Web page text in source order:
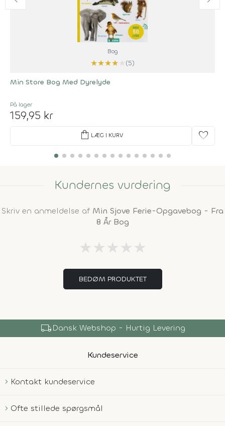
Bog
★★★★
(5)
Min Store Bog Med Dyrelyde
På lager
159,95 kr
shopping_bag LÆG I KURV favorite
Kundernes vurdering
Skriv en anmeldelse af Min Sjove Ferie-Opgavebog - Fra
8 År Bog
★ ★ ★ ★ ★
BEDØM PRODUKTET
local_shippingDansk Webshop - Hurtig Levering
Kundeservice
Kontakt kundeservice
Ofte stillede spørgsmål